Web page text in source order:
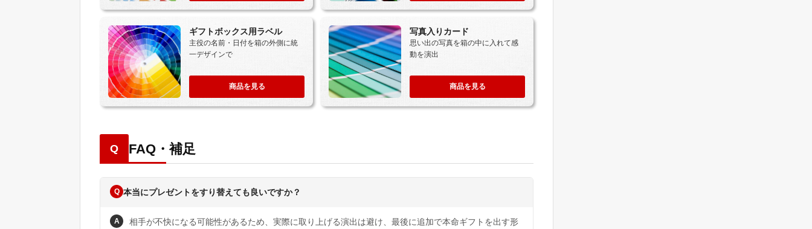
ギフトボックス用ラベル
主役の名前・日付を箱の外側に統
一デザインで
商品を見る
写真入りカード
思い出の写真を箱の中に入れて感
動を演出
商品を見る
Q FAQ・補足
Q 本当にプレゼントをすり替えても良いですか？
A 相手が不快になる可能性があるため、実際に取り上げる演出は避け、最後に追加で本命ギフトを出す形